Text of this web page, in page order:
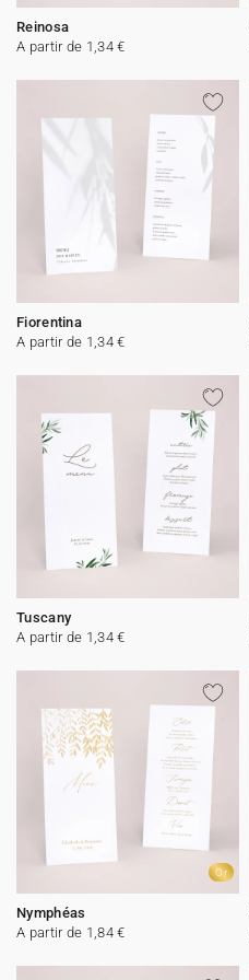
Reinosa
A partir de 1,34 €
Fiorentina
A partir de 1,34 €
Tuscany
A partir de 1,34 €
Or
Nymphéas
A partir de 1,84 €